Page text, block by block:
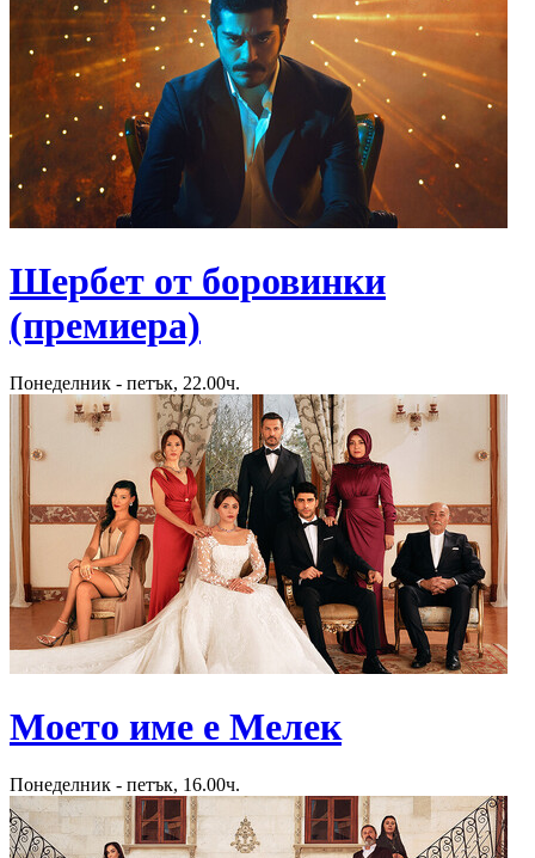
Шербет от боровинки
(премиера)
Понеделник - петък, 22.00ч.
Моето име е Мелек
Понеделник - петък, 16.00ч.